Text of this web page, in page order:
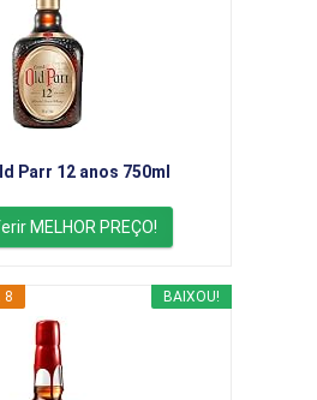
Parr 12 anos 750ml
MELHOR PREÇO!
BAIXOU!
8